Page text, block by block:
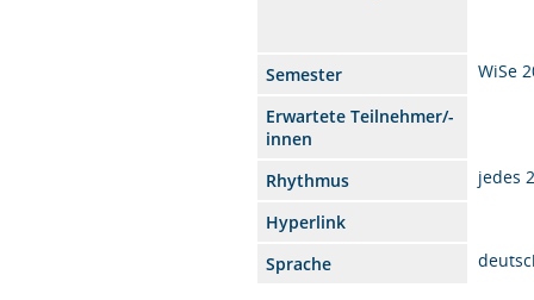
Semester
WiSe
Erwartete Teilnehmer/-
innen
Rhythmus
jedes
Hyperlink
Sprache